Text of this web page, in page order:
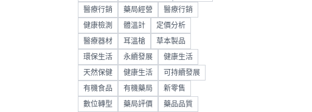
醫療行銷 藥局經營 醫療行銷
健康檢測 體溫計 定價分析
醫療器材 耳溫槍 草本製品
環保生活 永續發展 健康生活
天然保健 健康生活 可持續發展
有機食品 有機藥局 新零售
數位轉型 藥局評價 藥品品質